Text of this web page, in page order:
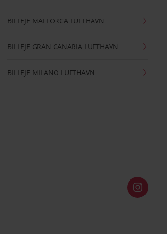
BILLEJE MALLORCA LUFTHAVN
BILLEJE GRAN CANARIA LUFTHAVN
BILLEJE MILANO LUFTHAVN